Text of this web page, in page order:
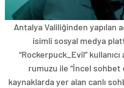
Antalya Valiliğinden yapılan
isimli sosyal medya
“Rockerpuck_Evil” kullanıcı
rumuzu ile “İncel sohbet
kaynaklarda yer alan canlı